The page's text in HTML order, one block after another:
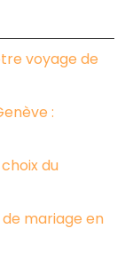
voyage de
:
du
mariage en